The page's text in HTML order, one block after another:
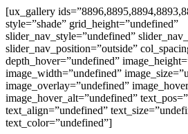
[ux_gallery
style=”shade” grid_height=”undefined”
slider_nav_style=”undefined”
slider_nav_position=”outside”
depth_hover=”undefined”
image_width=”undefined”
image_overlay=”undefined”
image_hover_alt=”undefined”
text_align=”undefined”
text_color=”undefined”]